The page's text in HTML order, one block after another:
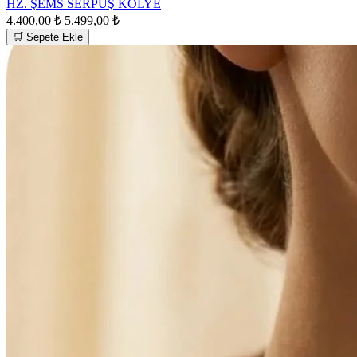
HZ. ŞEMS SERPUŞ KOLYE
4.400,00 ₺ 5.499,00 ₺
🛒 Sepete Ekle